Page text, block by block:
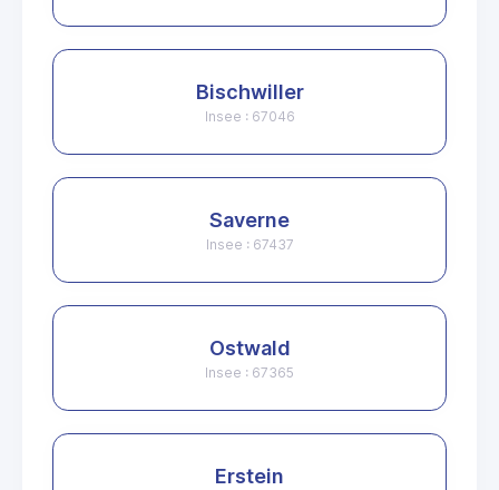
Bischwiller
Insee : 67046
Saverne
Insee : 67437
Ostwald
Insee : 67365
Erstein